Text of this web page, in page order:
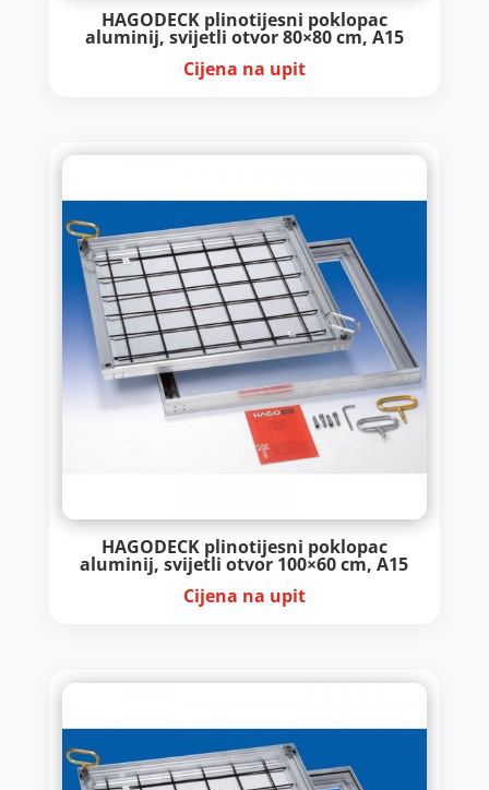
HAGODECK plinotijesni poklopac
aluminij, svijetli otvor 80×80 cm, A15
Cijena na upit
HAGODECK plinotijesni poklopac
aluminij, svijetli otvor 100×60 cm, A15
Cijena na upit